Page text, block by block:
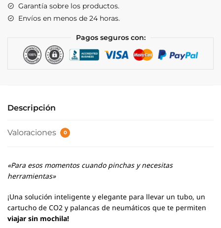
Blue
cantidad
Garantía sobre los productos.
Envíos en menos de 24 horas.
Pagos seguros con:
Descripción
Valoraciones 0
«Para esos momentos cuando pinchas y necesitas
herramientas»
¡Una solución inteligente y elegante para llevar un tubo, un
cartucho de CO2 y palancas de neumáticos que te permiten
viajar sin mochila!